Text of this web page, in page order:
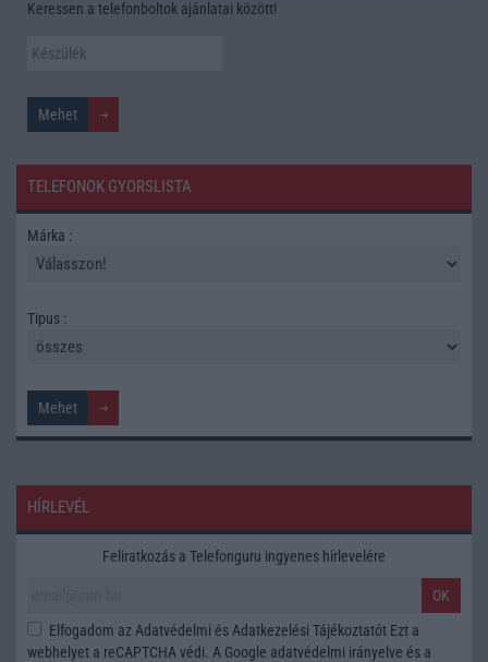
Keressen a telefonboltok ajánlatai között!
TELEFONOK GYORSLISTA
Márka :
Tipus :
HÍRLEVÉL
Feliratkozás a Telefonguru ingyenes hírlevelére
OK
Elfogadom az Adatvédelmi és Adatkezelési Tájékoztatót Ezt a
webhelyet a reCAPTCHA védi. A Google adatvédelmi irányelve és a